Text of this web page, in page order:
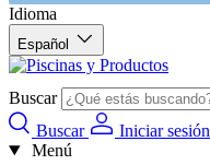
Idioma
Español
Buscar
Buscar Iniciar sesión
Menú